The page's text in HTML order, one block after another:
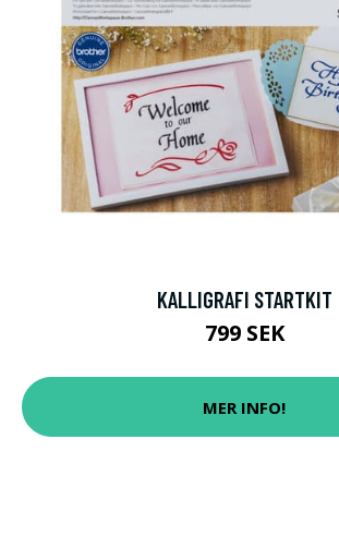
KALLIGRAFI STARTKIT
799 SEK
MER INFO!